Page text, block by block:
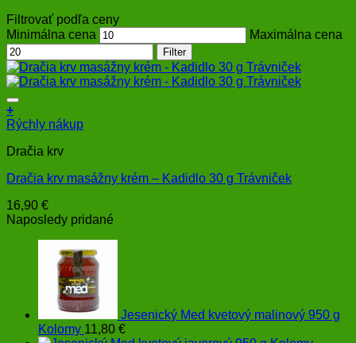
Filtrovať podľa ceny
Minimálna cena
Maximálna cena
Filter
+
Rýchly nákup
Dračia krv
Dračia krv masážny krém – Kadidlo 30 g Trávniček
16,90 €
Naposledy pridané
Jesenický Med kvetový malinový 950 g
Kolomy 11,80 €